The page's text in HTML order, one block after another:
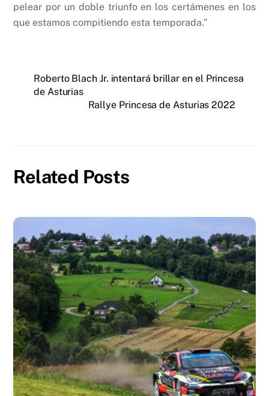
pelear por un doble triunfo en los certámenes en los
que estamos compitiendo esta temporada.”
Roberto Blach Jr. intentará brillar en el Princesa
de Asturias
Rallye Princesa de Asturias 2022
Related Posts